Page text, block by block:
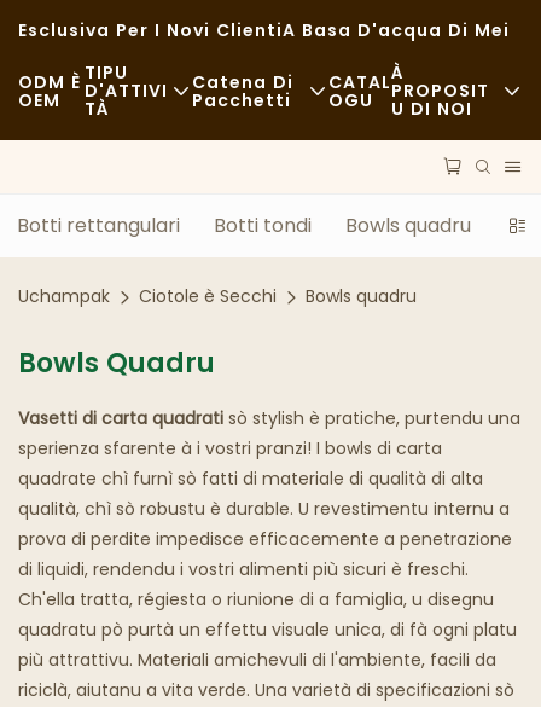
Esclusiva Per I Novi ClientiA Basa D'acqua Di Mei
ODM È
OEM
TIPU
D'ATTIVI
TÀ
Fast Food
Ristorazione Raffinata
Caffè È Coffee Shops
Buffet
Camion Di Cibu
Panetteria
Cucchiara Grassa
Ristoranti Fantasma
Catena Di
Pacchetti
Prucessu
CATAL
OGU
À
PROPOSIT
U DI NOI
Nutizie
Casi
FAQS
Botti rettangulari Botti tondi Bowls quadru
Uchampak Ciotole è Secchi Bowls quadru
Bowls Quadru
Vasetti di carta quadrati sò stylish è pratiche, purtendu una
sperienza sfarente à i vostri pranzi! I bowls di carta
quadrate chì furnì sò fatti di materiale di qualità di alta
qualità, chì sò robustu è durable. U revestimentu internu a
prova di perdite impedisce efficacemente a penetrazione
di liquidi, rendendu i vostri alimenti più sicuri è freschi.
Ch'ella tratta, régiesta o riunione di a famiglia, u disegnu
quadratu pò purtà un effettu visuale unica, di fà ogni platu
più attrattivu. Materiali amichevuli di l'ambiente, facili da
riciclà, aiutanu a vita verde. Una varietà di specificazioni sò